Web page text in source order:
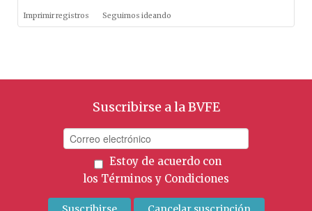
Imprimir registros Seguimos ideando
Suscribirse a la BVFE
Estoy de acuerdo con
los Términos y Condiciones